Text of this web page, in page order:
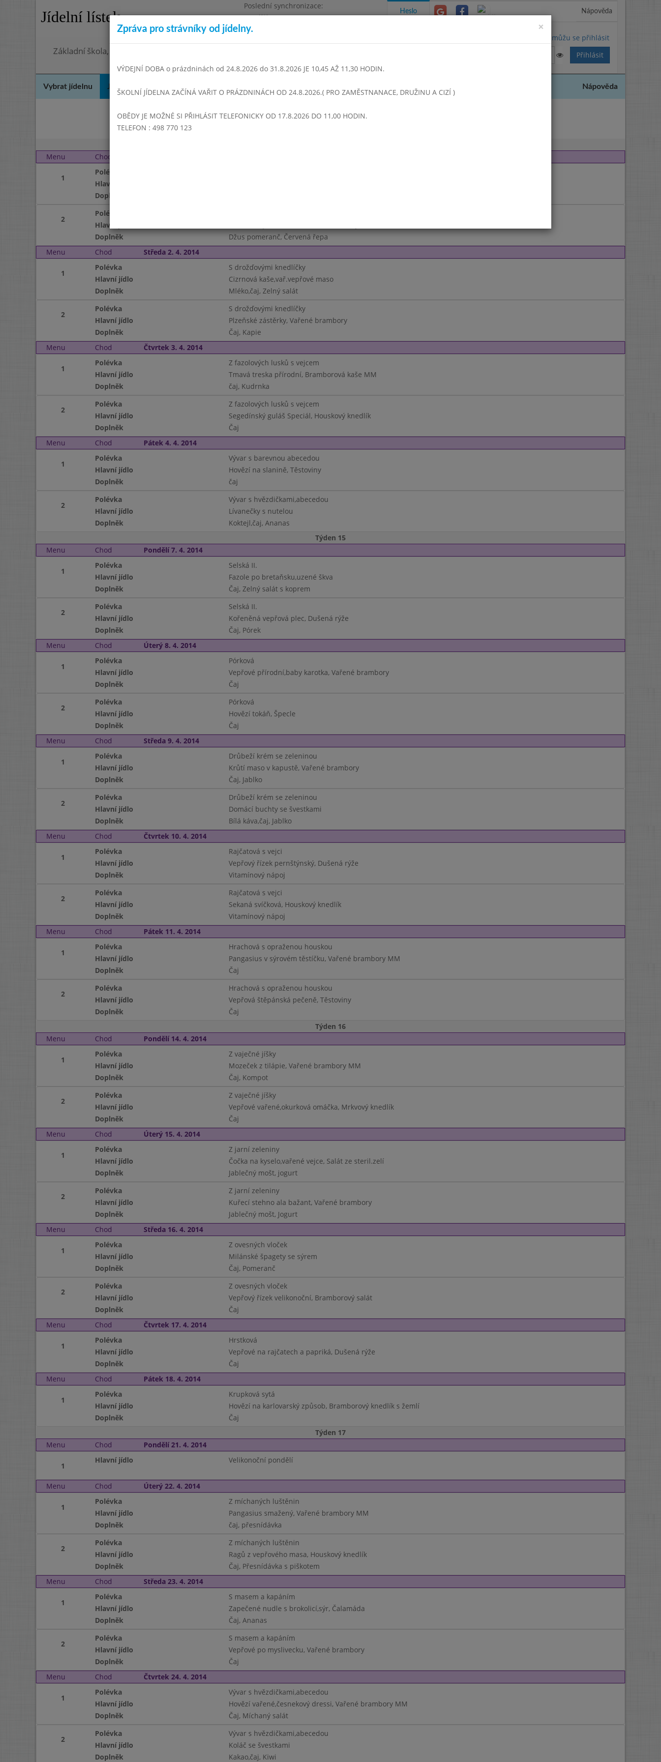
Jídelní lístek
Poslední synchronizace:
Pondělí 3.8.2026 9:06
Omezení objednávek
Základní škola, Hradec Králové, Bezručova 1468
Heslo Nápověda
Nemůžu se přihlásit
Vybrat jídelnu Jídelní lístek Nápověda
Únor 2014 Březen 2014 Duben 2014 Květen 2014
Menu
Chod
1
Polévka
Hlavní jídlo
Doplněk
2
Polévka
Hlavní jídlo
Doplněk
Džus pomeranč, Červená řepa
Menu
Chod Středa 2. 4. 2014
1
Polévka
S drožďovými knedlíčky
Hlavní jídlo
Cizrnová kaše,vař.vepřové maso
Doplněk
Mléko,čaj, Zelný salát
2
Polévka
S drožďovými knedlíčky
Hlavní jídlo
Plzeňské zástěrky, Vařené brambory
Doplněk
Čaj, Kapie
Menu
Chod Čtvrtek 3. 4. 2014
1
Polévka
Z fazolových lusků s vejcem
Hlavní jídlo
Tmavá treska přírodní, Bramborová kaše MM
Doplněk
čaj, Kudrnka
2
Polévka
Z fazolových lusků s vejcem
Hlavní jídlo
Segedínský guláš Speciál, Houskový knedlík
Doplněk
Čaj
Menu
Chod Pátek 4. 4. 2014
1
Polévka
Vývar s barevnou abecedou
Hlavní jídlo
Hovězí na slanině, Těstoviny
Doplněk
čaj
2
Polévka
Vývar s hvězdičkami,abecedou
Hlavní jídlo
Lívanečky s nutelou
Doplněk
Koktejl,čaj, Ananas
Týden 15
Menu
Chod Pondělí 7. 4. 2014
1
Polévka
Selská II.
Hlavní jídlo
Fazole po bretaňsku,uzené škva
Doplněk
Čaj, Zelný salát s koprem
2
Polévka
Selská II.
Hlavní jídlo
Kořeněná vepřová plec, Dušená rýže
Doplněk
Čaj, Pórek
Menu
Chod Úterý 8. 4. 2014
1
Polévka
Pórková
Hlavní jídlo
Vepřové přírodní,baby karotka, Vařené brambory
Doplněk
Čaj
2
Polévka
Pórková
Hlavní jídlo
Hovězí tokáň, Špecle
Doplněk
Čaj
Menu
Chod Středa 9. 4. 2014
1
Polévka
Drůbeží krém se zeleninou
Hlavní jídlo
Krůtí maso v kapustě, Vařené brambory
Doplněk
Čaj, Jablko
2
Polévka
Drůbeží krém se zeleninou
Hlavní jídlo
Domácí buchty se švestkami
Doplněk
Bílá káva,čaj, Jablko
Menu
Chod Čtvrtek 10. 4. 2014
1
Polévka
Rajčatová s vejci
Hlavní jídlo
Vepřový řízek pernštýnský, Dušená rýže
Doplněk
Vitamínový nápoj
2
Polévka
Rajčatová s vejci
Hlavní jídlo
Sekaná svíčková, Houskový knedlík
Doplněk
Vitamínový nápoj
Menu
Chod Pátek 11. 4. 2014
1
Polévka
Hrachová s opraženou houskou
Hlavní jídlo
Pangasius v sýrovém těstíčku, Vařené brambory MM
Doplněk
Čaj
2
Polévka
Hrachová s opraženou houskou
Hlavní jídlo
Vepřová štěpánská pečeně, Těstoviny
Doplněk
Čaj
Týden 16
Menu
Chod Pondělí 14. 4. 2014
1
Polévka
Z vaječné jíšky
Hlavní jídlo
Mozeček z tilápie, Vařené brambory MM
Doplněk
Čaj, Kompot
2
Polévka
Z vaječné jíšky
Hlavní jídlo
Vepřové vařené,okurková omáčka, Mrkvový knedlík
Doplněk
Čaj
Menu
Chod Úterý 15. 4. 2014
1
Polévka
Z jarní zeleniny
Hlavní jídlo
Čočka na kyselo,vařené vejce, Salát ze steril.zelí
Doplněk
Jablečný mošt, jogurt
2
Polévka
Z jarní zeleniny
Hlavní jídlo
Kuřecí stehno ala bažant, Vařené brambory
Doplněk
Jablečný mošt, Jogurt
Menu
Chod Středa 16. 4. 2014
1
Polévka
Z ovesných vloček
Hlavní jídlo
Milánské špagety se sýrem
Doplněk
Čaj, Pomeranč
2
Polévka
Z ovesných vloček
Hlavní jídlo
Vepřový řízek velikonoční, Bramborový salát
Doplněk
Čaj
Menu
Chod Čtvrtek 17. 4. 2014
1
Polévka
Hrstková
Hlavní jídlo
Vepřové na rajčatech a papriká, Dušená rýže
Doplněk
Čaj
Menu
Chod Pátek 18. 4. 2014
1
Polévka
Krupková sytá
Hlavní jídlo
Hovězí na karlovarský způsob, Bramborový knedlík s žemlí
Doplněk
Čaj
Týden 17
Menu
Chod Pondělí 21. 4. 2014
1
Hlavní jídlo Velikonoční pondělí
Menu Chod Úterý 22. 4. 2014
1
Polévka
Z míchaných luštěnin
Hlavní jídlo
Pangasius smažený, Vařené brambory MM
Doplněk
čaj, přesnídávka
2
Polévka
Z míchaných luštěnin
Hlavní jídlo
Ragů z vepřového masa, Houskový knedlík
Doplněk
Čaj, Přesnídávka s piškotem
Menu
Chod Středa 23. 4. 2014
1
Polévka
S masem a kapáním
Hlavní jídlo
Zapečené nudle s brokolicí,sýr, Čalamáda
Doplněk
Čaj, Ananas
2
Polévka
S masem a kapáním
Hlavní jídlo
Vepřové po myslivecku, Vařené brambory
Doplněk
Čaj
Menu
Chod Čtvrtek 24. 4. 2014
1
Polévka
Vývar s hvězdičkami,abecedou
Hlavní jídlo
Hovězí vařené,česnekový dressi, Vařené brambory MM
Doplněk
Čaj, Míchaný salát
2
Polévka
Vývar s hvězdičkami,abecedou
Hlavní jídlo
Koláč se švestkami
Doplněk
Kakao,čaj, Kiwi
×
Zpráva pro strávníky od jídelny.
VÝDEJNÍ DOBA o prázdninách od 24.8.2026 do 31.8.2026 JE 10,45 AŽ 11,30 HODIN.
ŠKOLNÍ JÍDELNA ZAČÍNÁ VAŘIT O PRÁZDNINÁCH OD 24.8.2026.( PRO ZAMĚSTNANACE, DRUŽINU A CIZÍ )
OBĚDY JE MOŽNÉ SI PŘIHLÁSIT TELEFONICKY OD 17.8.2026 DO 11,00 HODIN.
TELEFON : 498 770 123